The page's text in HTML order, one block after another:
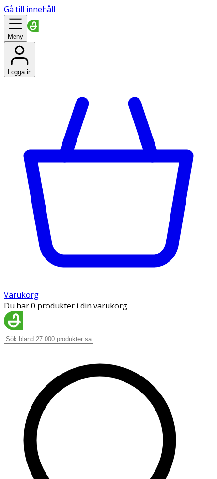
Gå till innehåll
Meny
Logga in
Varukorg
Du har 0 produkter i din varukorg.